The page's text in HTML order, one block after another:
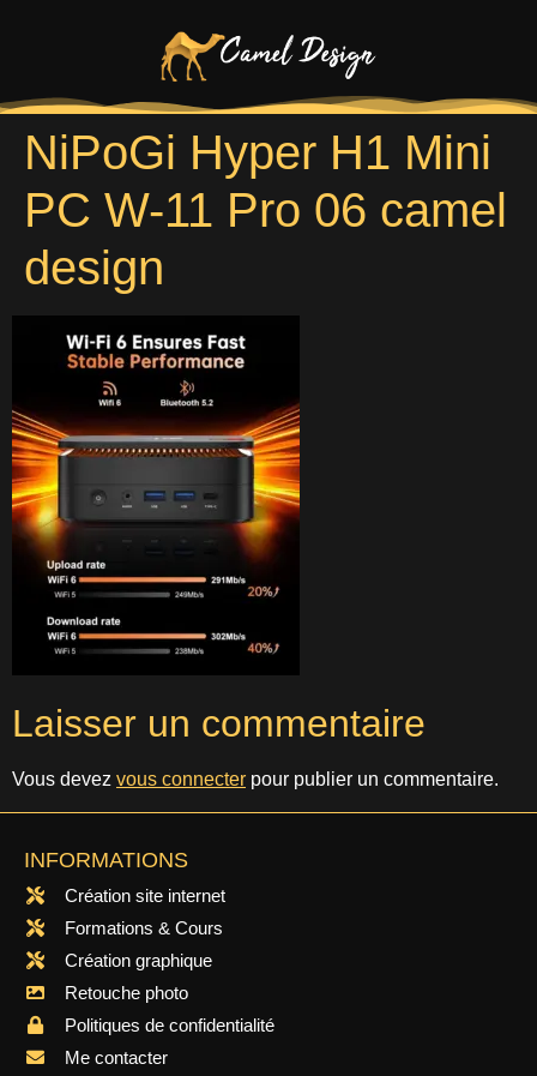
NiPoGi Hyper H1 Mini
PC W-11 Pro 06 camel
design
Laisser un commentaire
Vous devez vous connecter pour publier un commentaire.
INFORMATIONS
Création site internet
Formations & Cours
Création graphique
Retouche photo
Politiques de confidentialité
Me contacter